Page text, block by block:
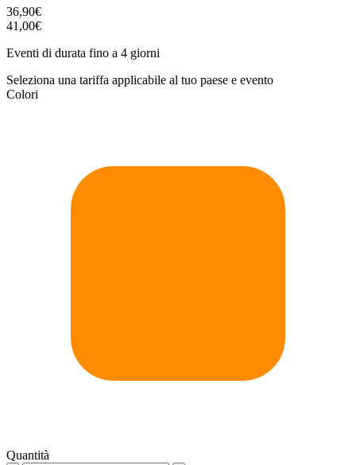
36,90€
41,00€
Eventi di durata fino a 4 giorni
Seleziona una tariffa applicabile al tuo paese e evento
Colori
Quantità